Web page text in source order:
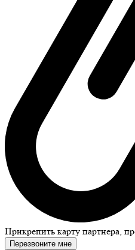
Прикрепить карту партнера,
Перезвоните мне